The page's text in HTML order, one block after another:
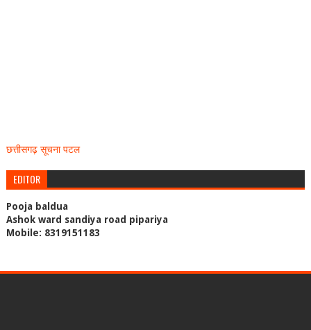
छत्तीसगढ़ सूचना पटल
EDITOR
Pooja baldua
Ashok ward sandiya road pipariya
Mobile: 8319151183